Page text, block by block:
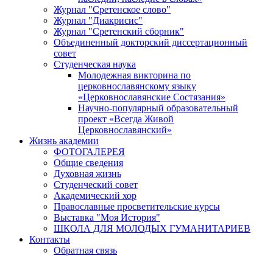
Журнал "Сретенское слово"
Журнал "Диакрисис"
Журнал "Сретенский сборник"
Объединенный докторский диссертационный
совет
Студенческая наука
Молодежная викторина по
церковнославянскому языку
«Церковнославянские Состязания»
Научно-популярный образовательный
проект «Всегда Живой
Церковнославянский»
Жизнь академии
ФОТОГАЛЕРЕЯ
Общие сведения
Духовная жизнь
Студенческий совет
Академический хор
Православные просветительские курсы
Выставка "Моя История"
ШКОЛА ДЛЯ МОЛОДЫХ ГУМАНИТАРИЕВ
Контакты
Обратная связь